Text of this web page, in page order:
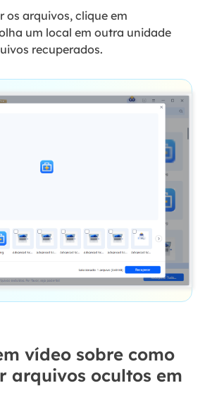
os arquivos, clique em
um local em outra unidade
recuperados.
vídeo sobre como
arquivos ocultos em